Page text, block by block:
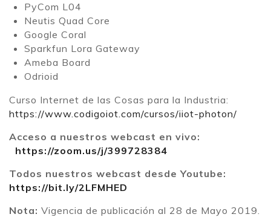
PyCom L04
Neutis Quad Core
Google Coral
Sparkfun Lora Gateway
Ameba Board
Odrioid
Curso Internet de las Cosas para la Industria:
https://www.codigoiot.com/cursos/iiot-photon/
Acceso a nuestros webcast en vivo:
https://zoom.us/j/399728384
Todos nuestros webcast desde Youtube:
https://bit.ly/2LFMHED
Nota: Vigencia de publicación al 28 de Mayo 2019.